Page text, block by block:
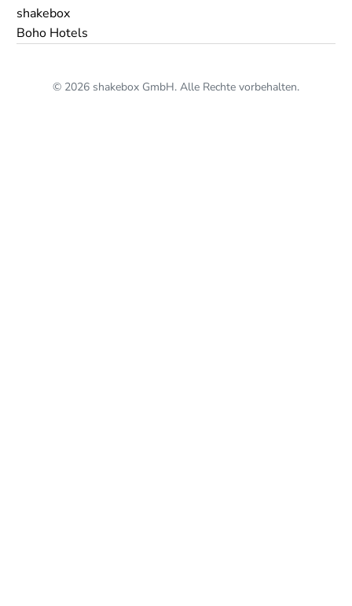
shakebox
Boho Hotels
© 2026 shakebox GmbH. Alle Rechte vorbehalten.